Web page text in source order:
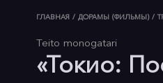
ГЛАВНАЯ / ДОРАМЫ (ФИЛЬМЫ) /
Teito monogatari
«Токио: